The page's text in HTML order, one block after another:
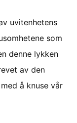
uvitenhetens
som
denne lykken
av den
å knuse vår